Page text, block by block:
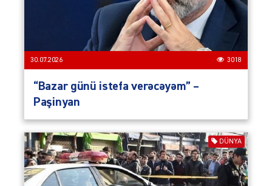
30.07.2026 3018
“Bazar günü istefa verəcəyəm” –
Paşinyan
DÜNYA